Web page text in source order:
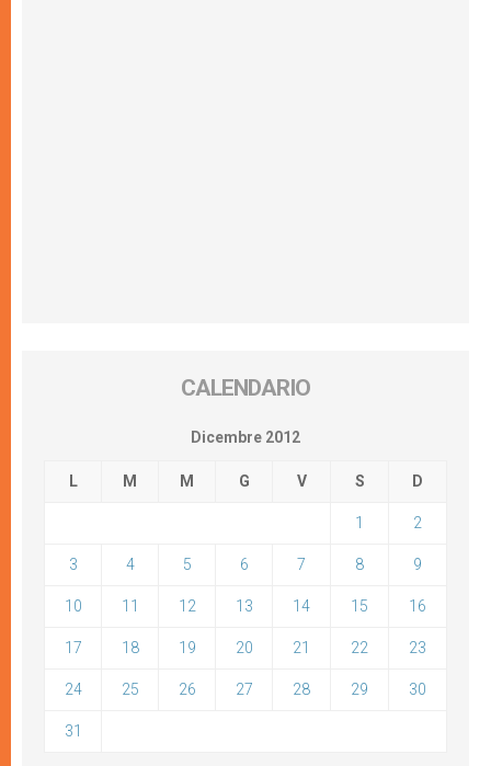
CALENDARIO
Dicembre 2012
L M M G V S D
1 2
3 4 5 6 7 8 9
10 11 12 13 14 15 16
17 18 19 20 21 22 23
24 25 26 27 28 29 30
31